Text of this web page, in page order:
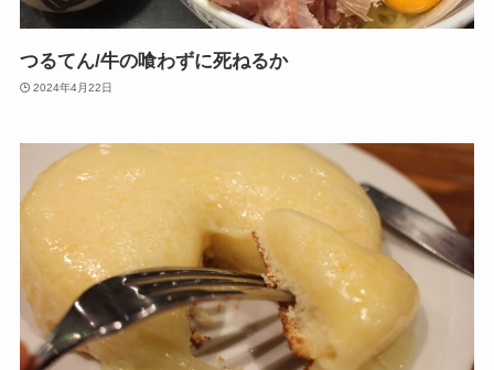
つるてん/牛の喰わずに死ねるか
2024年4月22日